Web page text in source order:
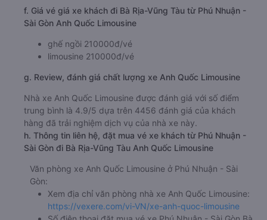
f. Giá vé giá xe khách đi Bà Rịa-Vũng Tàu từ Phú Nhuận -
Sài Gòn Anh Quốc Limousine
ghế ngồi 210000đ/vé
limousine 210000đ/vé
g. Review, đánh giá chất lượng xe Anh Quốc Limousine
Nhà xe Anh Quốc Limousine được đánh giá với số điểm
trung bình là 4.9/5 dựa trên 4456 đánh giá của khách
hàng đã trải nghiệm dịch vụ của nhà xe này.
h. Thông tin liên hệ, đặt mua vé xe khách từ Phú Nhuận -
Sài Gòn đi Bà Rịa-Vũng Tàu Anh Quốc Limousine
Văn phòng xe Anh Quốc Limousine ở Phú Nhuận - Sài
Gòn:
Xem địa chỉ văn phòng nhà xe Anh Quốc Limousine:
https://vexere.com/vi-VN/xe-anh-quoc-limousine